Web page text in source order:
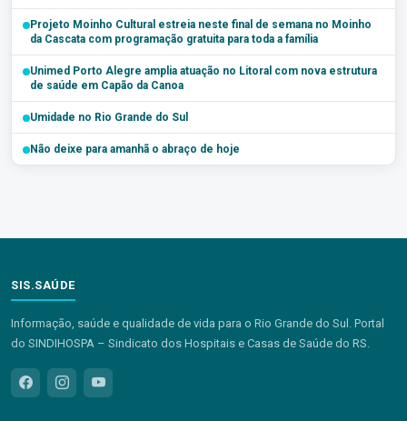
Projeto Moinho Cultural estreia neste final de semana no Moinho
da Cascata com programação gratuita para toda a família
Unimed Porto Alegre amplia atuação no Litoral com nova estrutura
de saúde em Capão da Canoa
Umidade no Rio Grande do Sul
Não deixe para amanhã o abraço de hoje
SIS.SAÚDE
Informação, saúde e qualidade de vida para o Rio Grande do Sul. Portal
do SINDIHOSPA – Sindicato dos Hospitais e Casas de Saúde do RS.